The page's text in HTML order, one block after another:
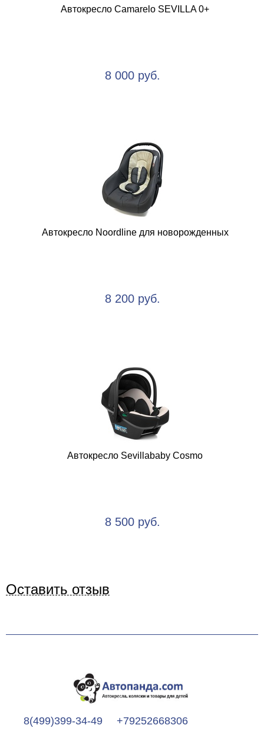
Автокресло Camarelo SEVILLA 0+
8 000 руб.
Автокресло Noordline для новорожденных
8 200 руб.
Автокресло Sevillababy Cosmo
8 500 руб.
Оставить отзыв
8(499)399-34-49 +79252668306